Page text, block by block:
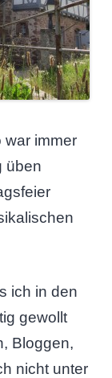
war immer
üben
ich in den
gewollt
Bloggen,
nicht unter